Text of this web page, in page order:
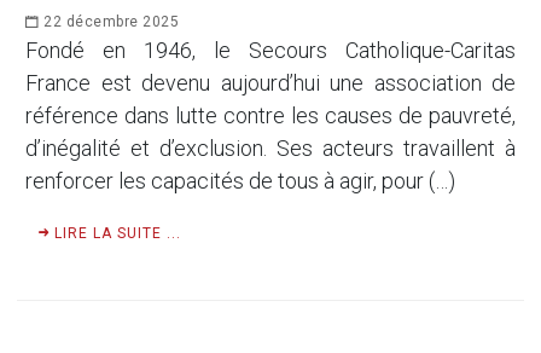
22 décembre 2025
Fondé en 1946, le Secours Catholique-Caritas
France est devenu aujourd’hui une association de
référence dans lutte contre les causes de pauvreté,
d’inégalité et d’exclusion. Ses acteurs travaillent à
renforcer les capacités de tous à agir, pour (…)
LIRE LA SUITE ...